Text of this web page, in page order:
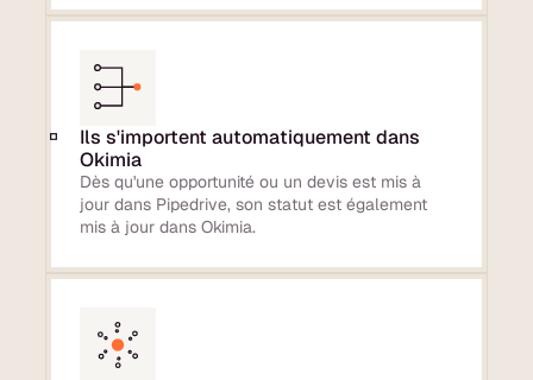
Ils s'importent automatiquement dans
Okimia
Dès qu'une opportunité ou un devis est mis à
jour dans Pipedrive, son statut est également
mis à jour dans Okimia.